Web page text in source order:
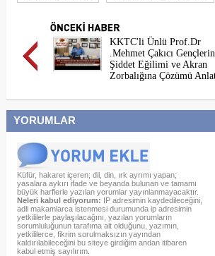
KKTC'li Ünlü Prof.Dr
.Mehmet Çakıcı Gençlerin
Şiddet Eğilimi ve Akran
Zorbalığına Çözümü
YORUMLAR
Küfür, hakaret içeren; dil, din, ırk ayrımı yapan;
yasalara aykırı ifade ve beyanda bulunan ve tamamı
büyük harflerle yazılan yorumlar yayınlanmayacaktır.
Neleri kabul ediyorum: IP adresimin kaydedileceğini,
adli makamlarca istenmesi durumunda ip adresimin
yetkililerle paylaşılacağını, yazılan yorumların
sorumluluğunun tarafıma ait olduğunu, yazımın,
yetkililerce, fikrim sorulmaksızın yayından
kaldırılabileceğini bu siteye girdiğim andan itibaren
kabul etmiş sayılırım.